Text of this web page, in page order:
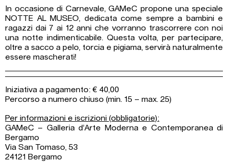
In occasione di Carnevale, GAMeC propone una speciale
NOTTE AL MUSEO, dedicata come sempre a bambini e
ragazzi dai 7 ai 12 anni che vorranno trascorrere con noi
una notte indimenticabile. Questa volta, per partecipare,
oltre a sacco a pelo, torcia e pigiama, servirà naturalmente
essere mascherati!
Iniziativa a pagamento: € 40,00
Percorso a numero chiuso (min. 15 – max. 25)
Per informazioni e iscrizioni (obbligatorie):
GAMeC – Galleria d’Arte Moderna e Contemporanea di
Bergamo
Via San Tomaso, 53
24121 Bergamo